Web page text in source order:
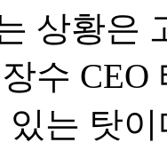
상황은
수
있는 탓이